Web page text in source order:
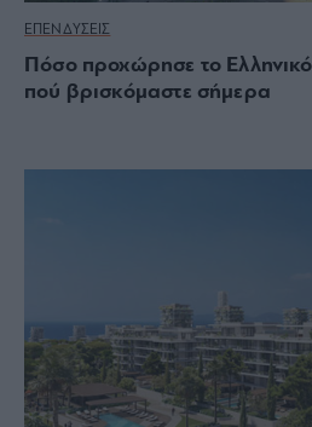
ΕΠΕΝΔΥΣΕΙΣ
Πόσο προχώρησε το
πού βρισκόμαστε σήμερα